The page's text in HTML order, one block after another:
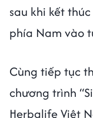
sau khi kết
phía Nam vào
Cùng tiếp tục
chương trình
Herbalife Việt